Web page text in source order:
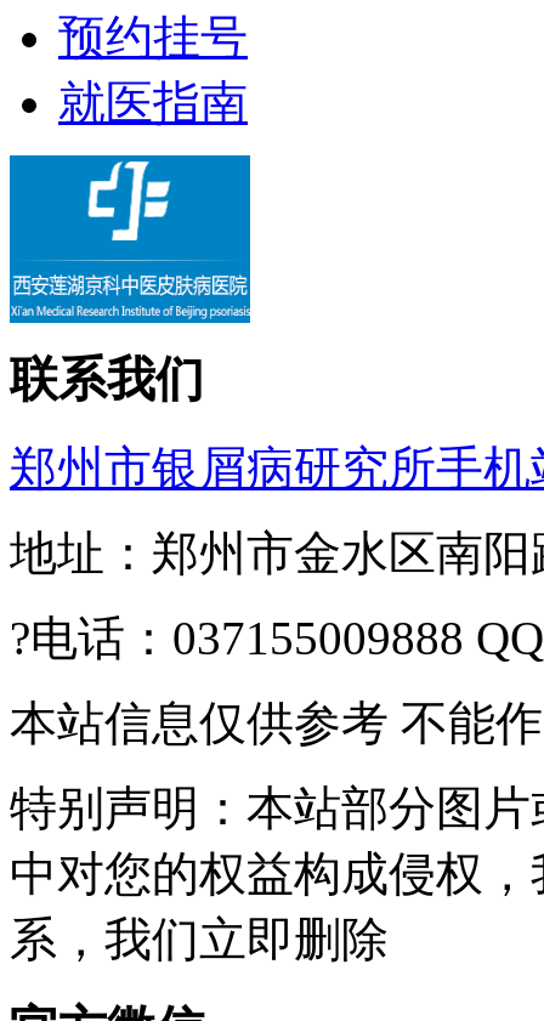
预约挂号
就医指南
联系我们
郑州市银屑病研究所手机
地址：郑州市金水区南阳
?电话：037155009888
本站信息仅供参考 不能
特别声明：本站部分图
中对您的权益构成侵权
系，我们立即删除